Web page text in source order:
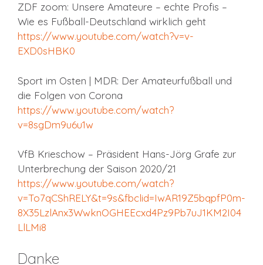
ZDF zoom: Unsere Amateure – echte Profis –
Wie es Fußball-Deutschland wirklich geht
https://www.youtube.com/watch?v=v-
EXD0sHBK0
Sport im Osten | MDR: Der Amateurfußball und
die Folgen von Corona
https://www.youtube.com/watch?
v=8sgDm9u6u1w
VfB Krieschow – Präsident Hans-Jörg Grafe zur
Unterbrechung der Saison 2020/21
https://www.youtube.com/watch?
v=To7qCShRELY&t=9s&fbclid=IwAR19Z5bqpfP0m-
8X35LzlAnx3WwknOGHEEcxd4Pz9Pb7uJ1KM2I04
LlLMi8
Danke